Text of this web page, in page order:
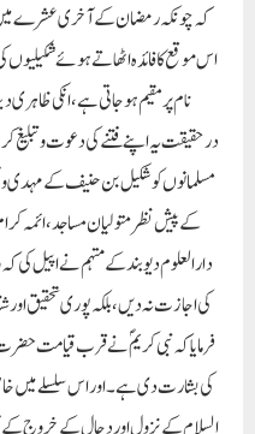
کہ چونکہ رمضان کے آخری عشرے میں
اس موقع کا فائدہ اٹھاتے ہوئے
نام پر مقیم ہوجاتی ہے، انکی
درحقیقت یہ اپنے فتنے کی دعوت و تبلیغ
مسلمانوں کو شکیل بن حنیف کے مہدی
کے پیش نظر متولیان مساجد، ائمہ
دارالعلوم دیوبند کے مہتمم نے اپیل کی
کی اجازت نہ دیں، بلکہ پوری تحقیق
فرمایا کہ نبی کریمؐ نے قرب قیامت
کی بشارت دی ہے۔اور اس سلسلے میں